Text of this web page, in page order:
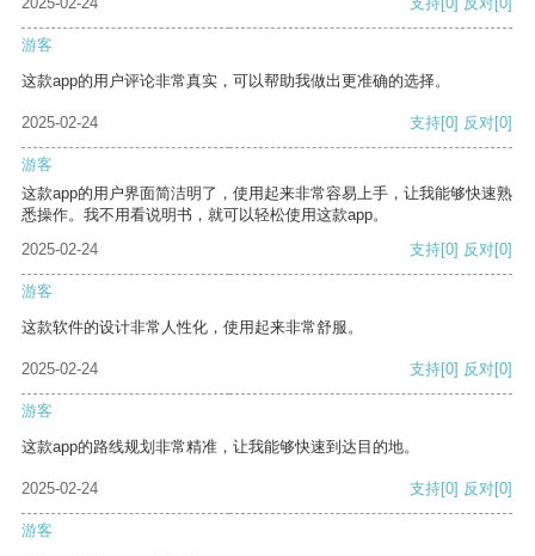
游客
这款app的用户评论非常真实，可以帮助我做出更准确的选择。
2025-02-24 支持[0] 反对[0]
游客
这款app的用户界面简洁明了，使用起来非常容易上手，让我能够快速熟
悉操作。我不用看说明书，就可以轻松使用这款app。
2025-02-24
支持[0] 反对[0]
游客
这款软件的设计非常人性化，使用起来非常舒服。
2025-02-24 支持[0] 反对[0]
游客
这款app的路线规划非常精准，让我能够快速到达目的地。
2025-02-24 支持[0] 反对[0]
游客